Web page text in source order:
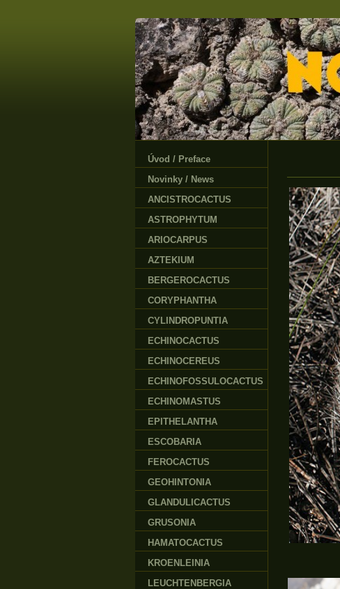
Úvod / Preface
Novinky / News
ANCISTROCACTUS
ASTROPHYTUM
ARIOCARPUS
AZTEKIUM
BERGEROCACTUS
CORYPHANTHA
CYLINDROPUNTIA
ECHINOCACTUS
ECHINOCEREUS
ECHINOFOSSULOCACTUS
ECHINOMASTUS
EPITHELANTHA
ESCOBARIA
FEROCACTUS
GEOHINTONIA
GLANDULICACTUS
GRUSONIA
HAMATOCACTUS
KROENLEINIA
LEUCHTENBERGIA